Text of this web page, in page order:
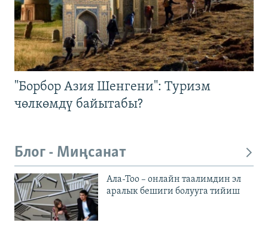
"Борбор Азия Шенгени": Туризм
чөлкөмдү байытабы?
Блог - Миңсанат
Ала-Тоо – онлайн таалимдин эл
аралык бешиги болууга тийиш